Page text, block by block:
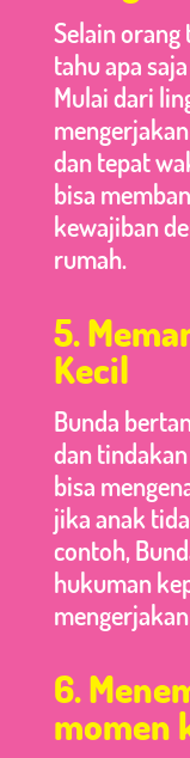
Selain
tahu apa
Mulai dari
dan tepat
bisa
kewajiban
rumah.
5.
Kecil
Bunda
dan tindakan
bisa
jika anak
contoh,
hukuman
6.
momen